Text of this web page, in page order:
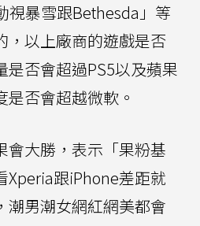
視暴雪跟Bethesda」等
，以上廠商的遊戲是否
是否會超過PS5以及蘋果
否會超越微軟。
會大勝，表示「果粉基
Xperia跟iPhone差距就
潮男潮女網紅網美都會